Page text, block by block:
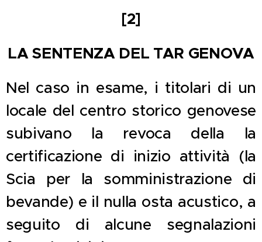
[2]
LA SENTENZA DEL TAR GENOVA
Nel caso in esame, i titolari di un
locale del centro storico genovese
subivano la revoca della la
certificazione di inizio attività (la
Scia per la somministrazione di
bevande) e il nulla osta acustico, a
seguito di alcune segnalazioni